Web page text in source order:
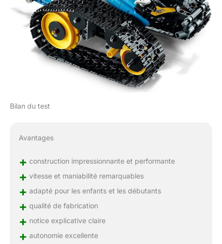
Bilan du test
Avantages
+ construction impressionnante et performante
+ vitesse et maniabilité remarquables
+ adapté pour les enfants et les débutants
+ qualité de fabrication
+ notice explicative claire
+ autonomie excellente